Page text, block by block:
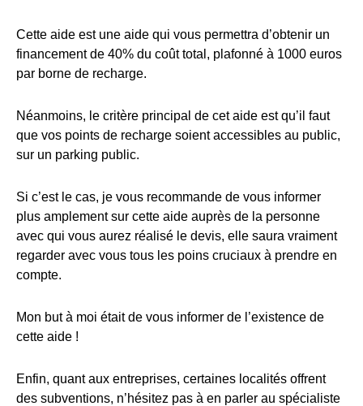
Cette aide est une aide qui vous permettra d’obtenir un
financement de 40% du coût total, plafonné à 1000 euros
par borne de recharge.
Néanmoins, le critère principal de cet aide est qu’il faut
que vos points de recharge soient accessibles au public,
sur un parking public.
Si c’est le cas, je vous recommande de vous informer
plus amplement sur cette aide auprès de la personne
avec qui vous aurez réalisé le devis, elle saura vraiment
regarder avec vous tous les poins cruciaux à prendre en
compte.
Mon but à moi était de vous informer de l’existence de
cette aide !
Enfin, quant aux entreprises, certaines localités offrent
des subventions, n’hésitez pas à en parler au spécialiste